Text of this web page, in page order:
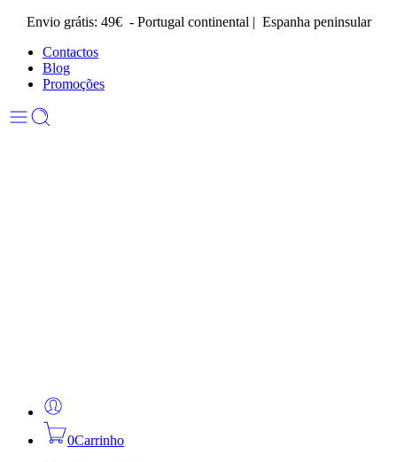
Envio grátis: 49€ - Portugal continental | Espanha peninsular
Contactos
Blog
Promoções
0Carrinho